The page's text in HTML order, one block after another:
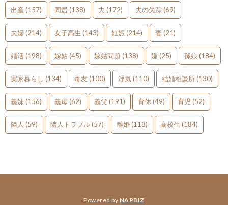
出産 (157) 同居(138) 夫 (172) 夫の失踪(69)
夫婦(214) 女子高生 (143) 妊娠(214) 妻(21)
婚活(198) 嫁姑(45) 嫁姑問題 (138) 嫌 (25) 孫娘 (184)
実家暮らし (134) 毒友(100) 浮気(110) 結婚相談所(130)
義妹(156) 義母(62) 義父 (191) 育休 (49) 育児(52)
隣人 (59) 隣人トラブル(57) 離婚(113) 高校生 (184)
Powered by NAPBIZ